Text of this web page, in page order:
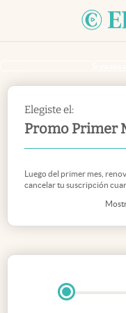
Elegiste el:
Promo Primer
Luego del primer mes,
cancelar tu suscripción